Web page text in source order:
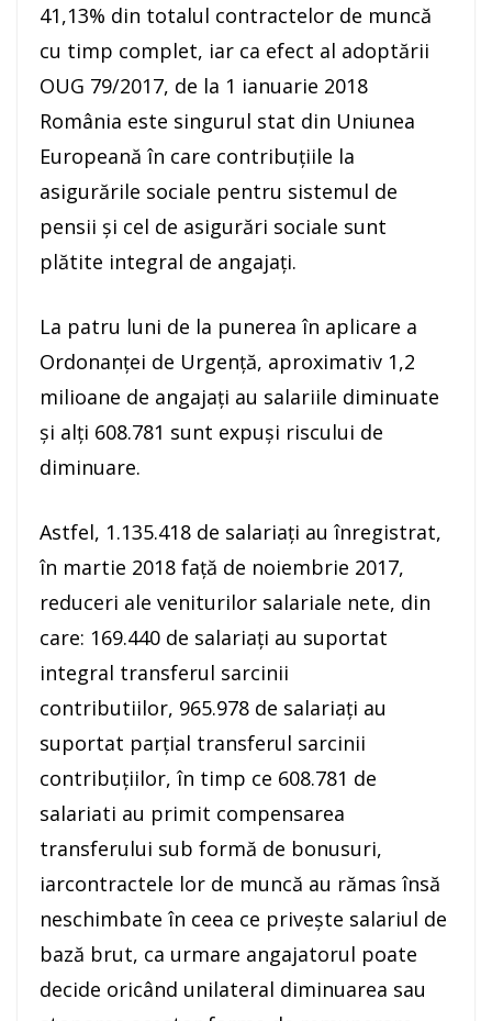
41,13% din totalul contractelor de muncă
cu timp complet, iar ca efect al adoptării
OUG 79/2017, de la 1 ianuarie 2018
România este singurul stat din Uniunea
Europeană în care contribuţiile la
asigurările sociale pentru sistemul de
pensii şi cel de asigurări sociale sunt
plătite integral de angajaţi.
La patru luni de la punerea în aplicare a
Ordonanţei de Urgenţă, aproximativ 1,2
milioane de angajaţi au salariile diminuate
şi alţi 608.781 sunt expuşi riscului de
diminuare.
Astfel, 1.135.418 de salariaţi au înregistrat,
în martie 2018 faţă de noiembrie 2017,
reduceri ale veniturilor salariale nete, din
care: 169.440 de salariaţi au suportat
integral transferul sarcinii
contributiilor, 965.978 de salariaţi au
suportat parţial transferul sarcinii
contribuţiilor, în timp ce 608.781 de
salariati au primit compensarea
transferului sub formă de bonusuri,
iarcontractele lor de muncă au rămas însă
neschimbate în ceea ce priveşte salariul de
bază brut, ca urmare angajatorul poate
decide oricând unilateral diminuarea sau